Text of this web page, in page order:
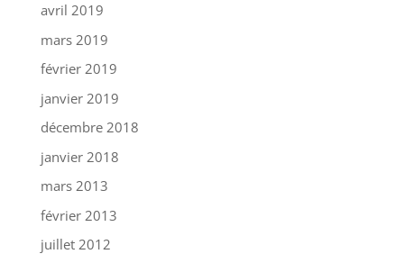
avril 2019
mars 2019
février 2019
janvier 2019
décembre 2018
janvier 2018
mars 2013
février 2013
juillet 2012